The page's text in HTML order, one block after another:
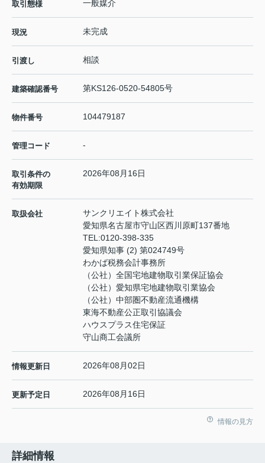
取引態様 一般媒介
現況 未完成
引渡し 相談
建築確認番号 第KS126-0520-54805号
物件番号 104479187
管理コード -
取引条件の
有効期限
2026年08月16日
取扱会社
サンクリエイト株式会社
愛知県名古屋市守山区西川原町137番地
TEL:0120-398-335
愛知県知事 (2) 第024749号
わかば税務会計事務所
（公社）全国宅地建物取引業保証協会
（公社）愛知県宅地建物取引業協会
（公社）中部圏不動産流通機構
東海不動産公正取引協議会
ハウスプラス住宅保証
守山商工会議所
情報更新日 2026年08月02日
更新予定日 2026年08月16日
情報の見方
詳細情報